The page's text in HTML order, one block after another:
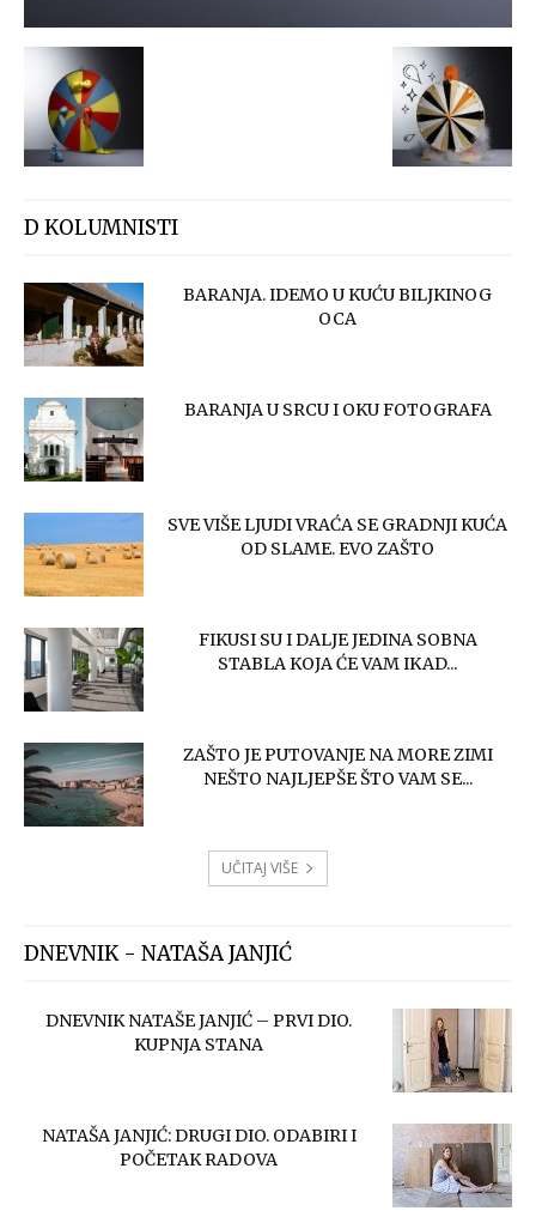
D KOLUMNISTI
BARANJA. IDEMO U KUĆU BILJKINOG
OCA
BARANJA U SRCU I OKU FOTOGRAFA
SVE VIŠE LJUDI VRAĆA SE GRADNJI KUĆA
OD SLAME. EVO ZAŠTO
FIKUSI SU I DALJE JEDINA SOBNA
STABLA KOJA ĆE VAM IKAD...
ZAŠTO JE PUTOVANJE NA MORE ZIMI
NEŠTO NAJLJEPŠE ŠTO VAM SE...
UČITAJ VIŠE
DNEVNIK - NATAŠA JANJIĆ
DNEVNIK NATAŠE JANJIĆ – PRVI DIO.
KUPNJA STANA
NATAŠA JANJIĆ: DRUGI DIO. ODABIRI I
POČETAK RADOVA